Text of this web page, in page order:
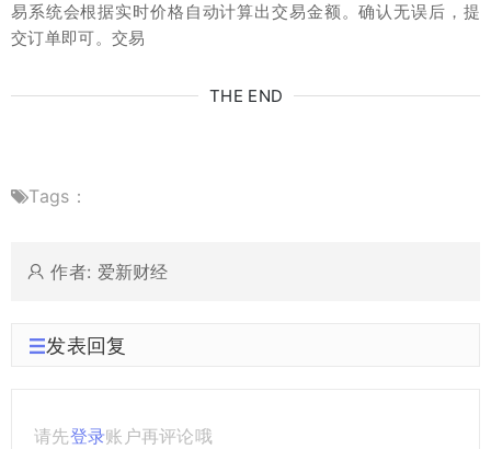
易系统会根据实时价格自动计算出交易金额。确认无误后，提
交订单即可。交易
THE END
Tags：
作者: 爱新财经
发表回复
请先登录账户再评论哦